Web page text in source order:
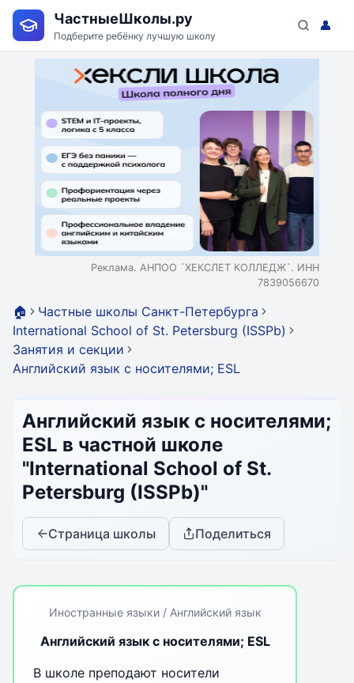
ЧастныеШколы.ру
Подберите ребёнку лучшую школу
👤
Реклама. АНПОО `ХЕКСЛЕТ КОЛЛЕДЖ`. ИНН
7839056670
🏠
Частные школы Санкт-Петербурга
International School of St. Petersburg (ISSPb)
Занятия и секции
Английский язык с носителями; ESL
Английский язык с носителями;
ESL в частной школе
"International School of St.
Petersburg (ISSPb)"
Страница школы Поделиться
Иностранные языки / Английский язык
Английский язык с носителями; ESL
В школе преподают носители